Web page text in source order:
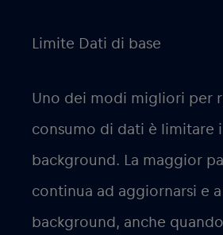
Limite Dati di base
Uno dei modi migliori per
consumo di dati è limitare
background. La maggior
continua ad aggiornarsi e
background, anche